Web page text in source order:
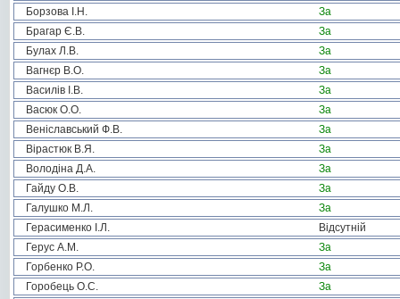
Борзова І.Н.
За
Брагар Є.В.
За
Булах Л.В.
За
Вагнєр В.О.
За
Василів І.В.
За
Васюк О.О.
За
Веніславський Ф.В.
За
Вірастюк В.Я.
За
Володіна Д.А.
За
Гайду О.В.
За
Галушко М.Л.
За
Герасименко І.Л.
Відсутній
Герус А.М.
За
Горбенко Р.О.
За
Горобець О.С.
За